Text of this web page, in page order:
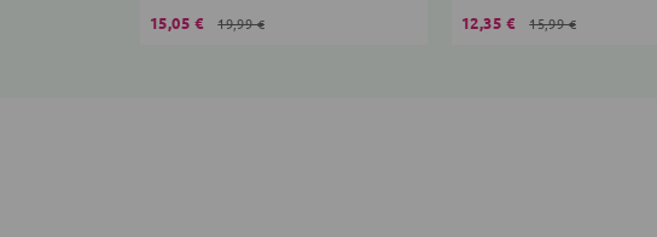
15,05 € 19,99 € 12,35 € 15,99 €